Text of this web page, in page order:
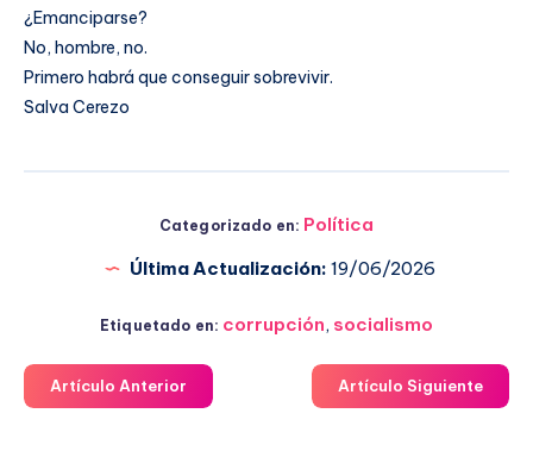
¿Emanciparse?
No, hombre, no.
Primero habrá que conseguir sobrevivir.
Salva Cerezo
Categorizado en: Política
Última Actualización: 19/06/2026
Etiquetado en: corrupción, socialismo
Artículo Anterior Artículo Siguiente